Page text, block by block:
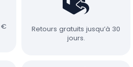
€
Retours gratuits jusqu’à 30
jours.